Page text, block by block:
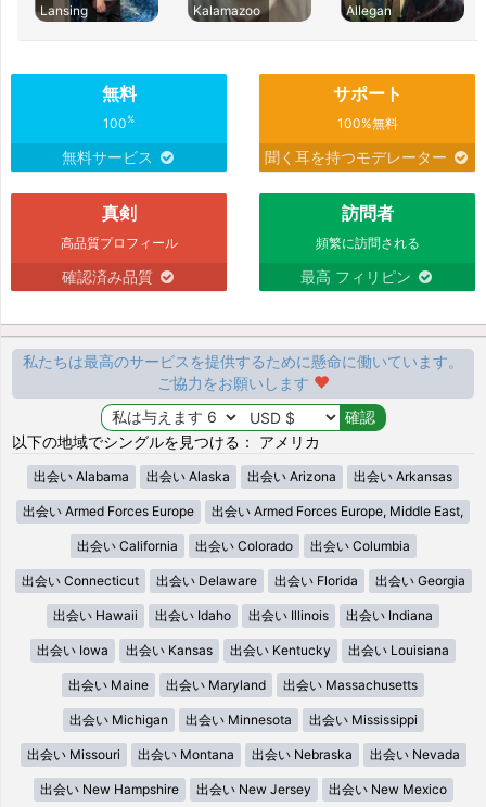
Lansing
Kalamazoo
Allegan
無料
100%
無料サービス
サポート
100%無料
聞く耳を持つモデレーター
真剣
高品質プロフィール
確認済み品質
訪問者
頻繁に訪問される
最高 フィリピン
私たちは最高のサービスを提供するために懸命に働いています。
ご協力をお願いします
以下の地域でシングルを見つける： アメリカ
出会い Alabama 出会い Alaska 出会い Arizona 出会い Arkansas
出会い Armed Forces Europe 出会い Armed Forces Europe, Middle East,
出会い California 出会い Colorado 出会い Columbia
出会い Connecticut 出会い Delaware 出会い Florida 出会い Georgia
出会い Hawaii 出会い Idaho 出会い Illinois 出会い Indiana
出会い Iowa 出会い Kansas 出会い Kentucky 出会い Louisiana
出会い Maine 出会い Maryland 出会い Massachusetts
出会い Michigan 出会い Minnesota 出会い Mississippi
出会い Missouri 出会い Montana 出会い Nebraska 出会い Nevada
出会い New Hampshire 出会い New Jersey 出会い New Mexico